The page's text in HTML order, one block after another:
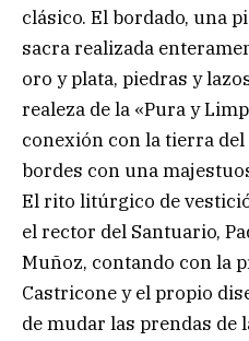
clásico. El bordado, una
sacra realizada
oro y plata, piedras y
realeza de la «Pura y
conexión con la tierra
bordes con una
El rito litúrgico de
el rector del Santuario,
Muñoz, contando con la
Castricone y el propio
de mudar las prendas